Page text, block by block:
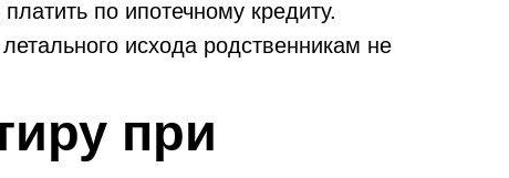
по ипотечному кредиту.
исхода родственникам не
при